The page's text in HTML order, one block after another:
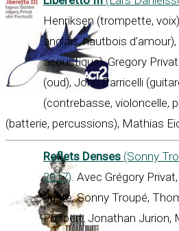
Henriksen (trompette,
anglais, hautbois
acoustique), Gregory
(oud), John Parricelli
(contrebasse, violoncelle,
(batterie, percussions), Mathias
Reflets Denses (Sonny
2017). Avec Grégory
Juste, Sonny Troupé,
Philibert, Jonathan Jurion,